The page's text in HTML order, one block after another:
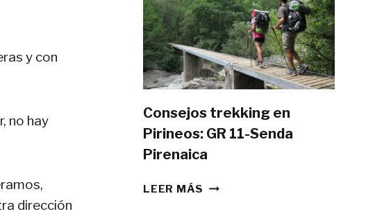
y con
no hay
dirección
GR11
CON
TIENDA
DE
CAMPAÑA?
Consejos trekking en
Pirineos: GR 11-Senda
Pirenaica
LEER MÁS CONSEJOS